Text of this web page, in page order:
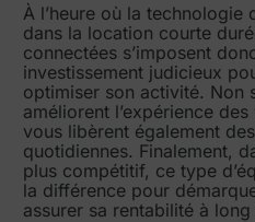
À l’heure où la technologie
dans la location courte
connectées s’imposent
investissement judicieux
optimiser son activité. Non
améliorent l’expérience
vous libèrent également
quotidiennes. Finalement,
plus compétitif, ce type
la différence pour
assurer sa rentabilité à long